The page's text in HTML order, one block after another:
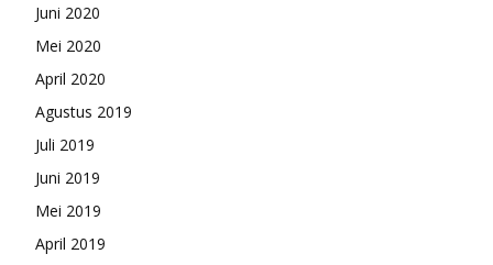
Juni 2020
Mei 2020
April 2020
Agustus 2019
Juli 2019
Juni 2019
Mei 2019
April 2019